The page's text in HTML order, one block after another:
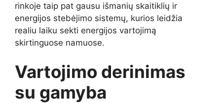
rinkoje taip pat gausu išmanių skaitiklių ir
energijos stebėjimo sistemų, kurios leidžia
realiu laiku sekti energijos vartojimą
skirtinguose namuose.
Vartojimo derinimas
su gamyba